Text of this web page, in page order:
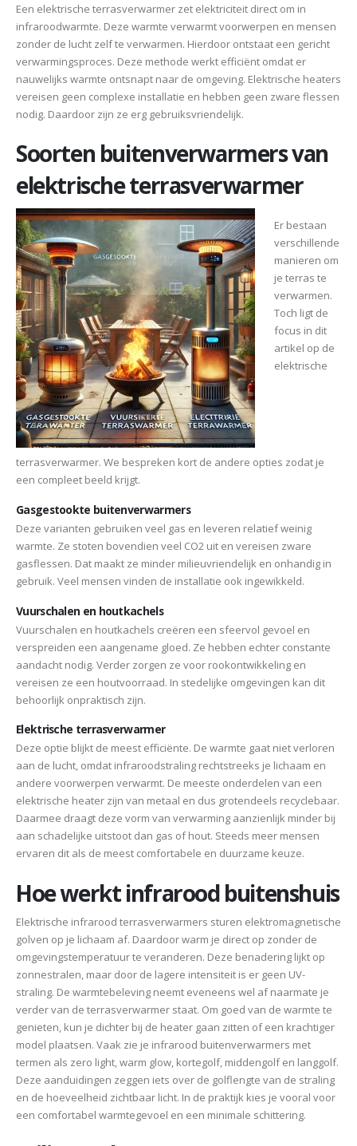
Een elektrische terrasverwarmer zet elektriciteit direct om in
infraroodwarmte. Deze warmte verwarmt voorwerpen en mensen
zonder de lucht zelf te verwarmen. Hierdoor ontstaat een gericht
verwarmingsproces. Deze methode werkt efficiënt omdat er
nauwelijks warmte ontsnapt naar de omgeving. Elektrische heaters
vereisen geen complexe installatie en hebben geen zware flessen
nodig. Daardoor zijn ze erg gebruiksvriendelijk.
Soorten buitenverwarmers van
elektrische terrasverwarmer
Er bestaan
verschillende
manieren om
je terras te
verwarmen.
Toch ligt de
focus in dit
artikel op de
elektrische
terrasverwarmer. We bespreken kort de andere opties zodat je
een compleet beeld krijgt.
Gasgestookte buitenverwarmers
Deze varianten gebruiken veel gas en leveren relatief weinig
warmte. Ze stoten bovendien veel CO2 uit en vereisen zware
gasflessen. Dat maakt ze minder milieuvriendelijk en onhandig in
gebruik. Veel mensen vinden de installatie ook ingewikkeld.
Vuurschalen en houtkachels
Vuurschalen en houtkachels creëren een sfeervol gevoel en
verspreiden een aangename gloed. Ze hebben echter constante
aandacht nodig. Verder zorgen ze voor rookontwikkeling en
vereisen ze een houtvoorraad. In stedelijke omgevingen kan dit
behoorlijk onpraktisch zijn.
Elektrische terrasverwarmer
Deze optie blijkt de meest efficiënte. De warmte gaat niet verloren
aan de lucht, omdat infraroodstraling rechtstreeks je lichaam en
andere voorwerpen verwarmt. De meeste onderdelen van een
elektrische heater zijn van metaal en dus grotendeels recyclebaar.
Daarmee draagt deze vorm van verwarming aanzienlijk minder bij
aan schadelijke uitstoot dan gas of hout. Steeds meer mensen
ervaren dit als de meest comfortabele en duurzame keuze.
Hoe werkt infrarood buitenshuis
Elektrische infrarood terrasverwarmers sturen elektromagnetische
golven op je lichaam af. Daardoor warm je direct op zonder de
omgevingstemperatuur te veranderen. Deze benadering lijkt op
zonnestralen, maar door de lagere intensiteit is er geen UV-
straling. De warmtebeleving neemt eveneens wel af naarmate je
verder van de terrasverwarmer staat. Om goed van de warmte te
genieten, kun je dichter bij de heater gaan zitten of een krachtiger
model plaatsen. Vaak zie je infrarood buitenverwarmers met
termen als zero light, warm glow, kortegolf, middengolf en langgolf.
Deze aanduidingen zeggen iets over de golflengte van de straling
en de hoeveelheid zichtbaar licht. In de praktijk kies je vooral voor
een comfortabel warmtegevoel en een minimale schittering.